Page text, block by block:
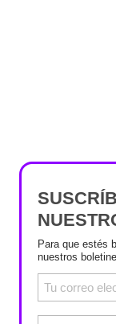
Para que estés
nuestros